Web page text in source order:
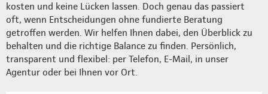
kosten und keine Lücken lassen. Doch genau das passiert
oft, wenn Entscheidungen ohne fundierte Beratung
getroffen werden. Wir helfen Ihnen dabei, den Überblick zu
behalten und die richtige Balance zu finden. Persönlich,
transparent und flexibel: per Telefon, E-Mail, in unser
Agentur oder bei Ihnen vor Ort.